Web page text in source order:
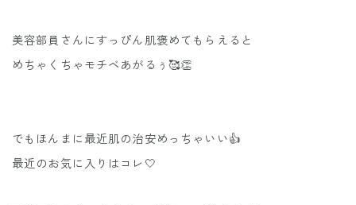
美容部員さんにすっぴん肌褒めてもらえると
めちゃくちゃモチベあがるぅ🥰👏
でもほんまに最近肌の治安めっちゃいい👍
最近のお気に入りはコレ🤍